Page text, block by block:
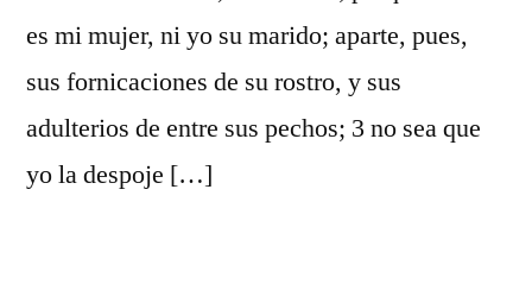
es mi mujer, ni yo su marido; aparte, pues,
sus fornicaciones de su rostro, y sus
adulterios de entre sus pechos; 3 no sea que
yo la despoje […]